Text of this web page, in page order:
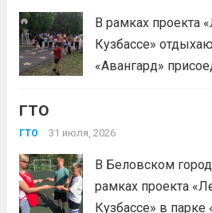
В рамках проекта
Кузбассе»
«Авангард»
«Авангарда» не
праздником
друга, юноши и
ГТО
ГТО 31 июля, 2026
В Беловском
рамках проекта
Кузбассе» в